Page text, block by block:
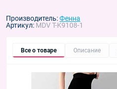
Производитель:Фенна
Артикул: MDV T-K9108-1
Все о товаре Описание